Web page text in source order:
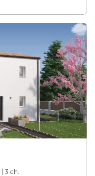
| 3 ch.